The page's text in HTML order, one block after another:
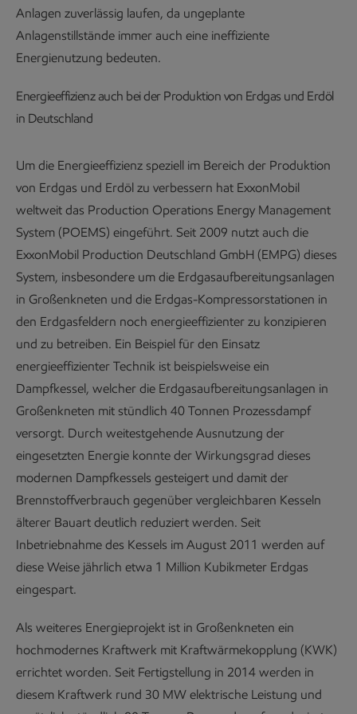
Anlagen zuverlässig laufen, da ungeplante
Anlagenstillstände immer auch eine ineffiziente
Energienutzung bedeuten.
Energieeffizienz auch bei der Produktion von Erdgas und Erdöl
in Deutschland
Um die Energieeffizienz speziell im Bereich der Produktion
von Erdgas und Erdöl zu verbessern hat ExxonMobil
weltweit das Production Operations Energy Management
System (POEMS) eingeführt. Seit 2009 nutzt auch die
ExxonMobil Production Deutschland GmbH (EMPG) dieses
System, insbesondere um die Erdgasaufbereitungsanlagen
in Großenkneten und die Erdgas-Kompressorstationen in
den Erdgasfeldern noch energieeffizienter zu konzipieren
und zu betreiben. Ein Beispiel für den Einsatz
energieeffizienter Technik ist beispielsweise ein
Dampfkessel, welcher die Erdgasaufbereitungsanlagen in
Großenkneten mit stündlich 40 Tonnen Prozessdampf
versorgt. Durch weitestgehende Ausnutzung der
eingesetzten Energie konnte der Wirkungsgrad dieses
modernen Dampfkessels gesteigert und damit der
Brennstoffverbrauch gegenüber vergleichbaren Kesseln
älterer Bauart deutlich reduziert werden. Seit
Inbetriebnahme des Kessels im August 2011 werden auf
diese Weise jährlich etwa 1 Million Kubikmeter Erdgas
eingespart.
Als weiteres Energieprojekt ist in Großenkneten ein
hochmodernes Kraftwerk mit Kraftwärmekopplung (KWK)
errichtet worden. Seit Fertigstellung in 2014 werden in
diesem Kraftwerk rund 30 MW elektrische Leistung und